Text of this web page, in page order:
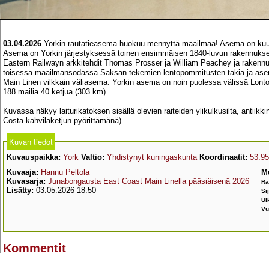
03.04.2026 Yorkin rautatieasema huokuu mennyttä maailmaa! Asema on
Asema on Yorkin järjestyksessä toinen ensimmäisen 1840-luvun
Eastern Railwayn arkkitehdit Thomas Prosser ja William Peachey ja
toisessa maailmansodassa Saksan tekemien lentopommitusten takia ja
Main Linen vilkkain väliasema. Yorkin asema on noin puolessa välissä
188 mailia 40 ketjua (303 km).
Kuvassa näkyy laiturikatoksen sisällä olevien raiteiden ylikulkusilta,
Costa-kahvilaketjun pyörittämänä).
Kuvan tiedot
Kuvauspaikka: York Valtio: Yhdistynyt kuningaskunta Koordinaatit:
Kuvaaja: Hannu Peltola
Kuvasarja: Junabongausta East Coast Main Linella pääsiäisenä 2026
Lisätty: 03.05.2026 18:50
Kommentit